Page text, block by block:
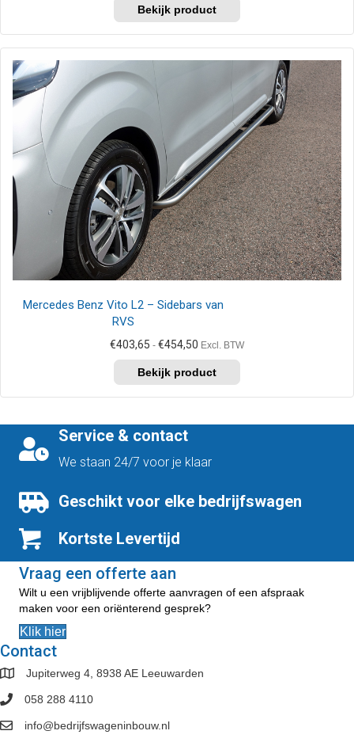
tot
€414,00
product
heeft
meerdere
gekozen
worden
op
de
productpagina
Mercedes Benz Vito L2 – Sidebars van
RVS
€403,65 - €454,50 Prijsklasse:
tot
Excl. BTW
product
heeft
variaties.
Deze
optie
worden
de
Service & contact
We staan 24/7 voor je klaar
Geschikt voor elke bedrijfswagen
Kortste Levertijd
Vraag een offerte aan
Wilt u een vrijblijvende offerte aanvragen of een afspraak
maken voor een oriënterend gesprek?
Klik hier
Contact
Jupiterweg 4, 8938 AE Leeuwarden
058 288 4110
info@bedrijfswageninbouw.nl